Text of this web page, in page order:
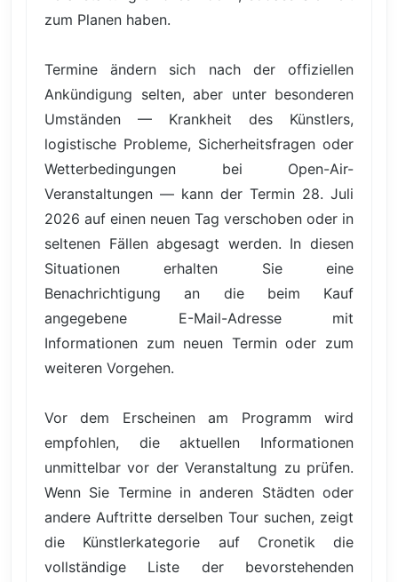
zum Planen haben.
Termine ändern sich nach der offiziellen
Ankündigung selten, aber unter besonderen
Umständen — Krankheit des Künstlers,
logistische Probleme, Sicherheitsfragen oder
Wetterbedingungen bei Open-Air-
Veranstaltungen — kann der Termin 28. Juli
2026 auf einen neuen Tag verschoben oder in
seltenen Fällen abgesagt werden. In diesen
Situationen erhalten Sie eine
Benachrichtigung an die beim Kauf
angegebene E-Mail-Adresse mit
Informationen zum neuen Termin oder zum
weiteren Vorgehen.
Vor dem Erscheinen am Programm wird
empfohlen, die aktuellen Informationen
unmittelbar vor der Veranstaltung zu prüfen.
Wenn Sie Termine in anderen Städten oder
andere Auftritte derselben Tour suchen, zeigt
die Künstlerkategorie auf Cronetik die
vollständige Liste der bevorstehenden